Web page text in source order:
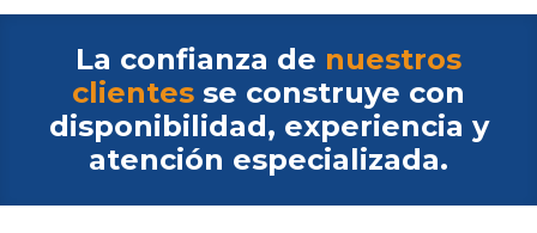
La confianza de nuestros
clientes se construye con
disponibilidad, experiencia y
atención especializada.